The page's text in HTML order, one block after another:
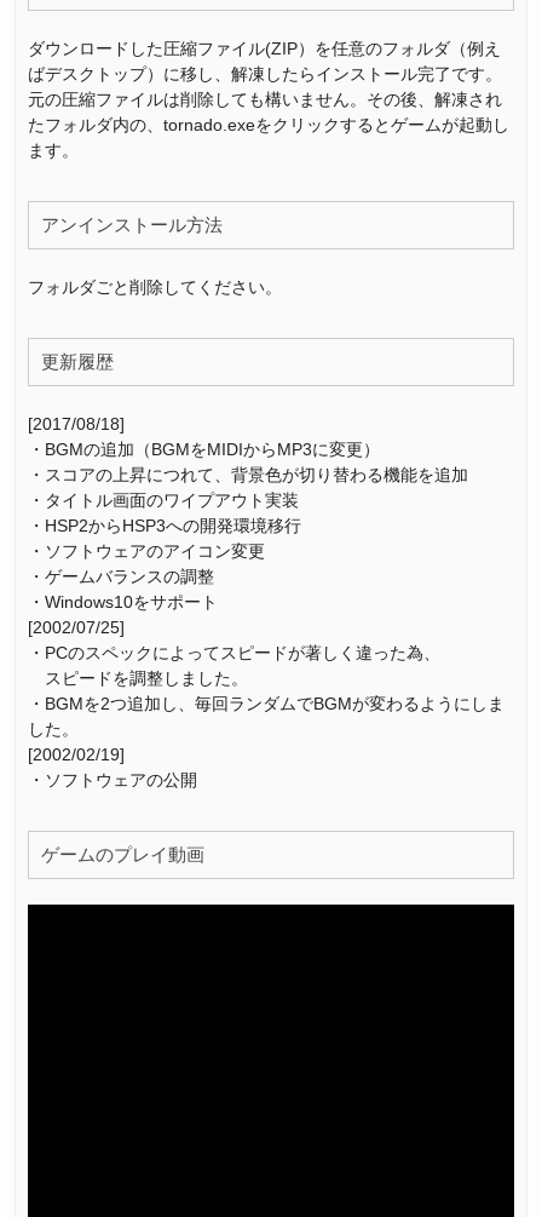
ダウンロードした圧縮ファイル(ZIP）を任意のフォルダ（例え
ばデスクトップ）に移し、解凍したらインストール完了です。
元の圧縮ファイルは削除しても構いません。その後、解凍され
たフォルダ内の、tornado.exeをクリックするとゲームが起動し
ます。
アンインストール方法
フォルダごと削除してください。
更新履歴
[2017/08/18]
・BGMの追加（BGMをMIDIからMP3に変更）
・スコアの上昇につれて、背景色が切り替わる機能を追加
・タイトル画面のワイプアウト実装
・HSP2からHSP3への開発環境移行
・ソフトウェアのアイコン変更
・ゲームバランスの調整
・Windows10をサポート
[2002/07/25]
・PCのスペックによってスピードが著しく違った為、
スピードを調整しました。
・BGMを2つ追加し、毎回ランダムでBGMが変わるようにしま
した。
[2002/02/19]
・ソフトウェアの公開
ゲームのプレイ動画